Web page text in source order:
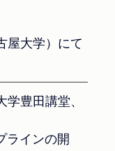
屋大学）にて
豊田講堂、
ラインの開